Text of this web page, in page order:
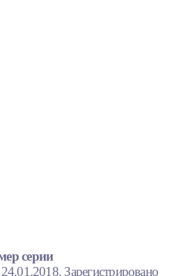
серии
Зарегистрировано